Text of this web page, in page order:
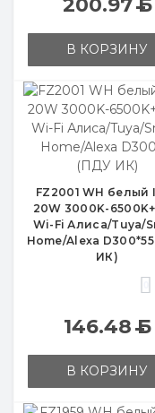
200.97Б
В КОРЗИНУ
FZ2001 WH белый
20W 3000K-
Wi-Fi Алиса/Tuya/
Home/Alexa
ИК)
146.48Б
В КОРЗИНУ